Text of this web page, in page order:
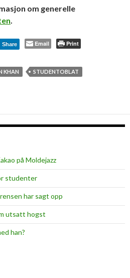
om generelle
.
Share Email Print
KHAN
STUDENTOBLAT
på Moldejazz
studenter
har sagt opp
utsatt hogst
han?